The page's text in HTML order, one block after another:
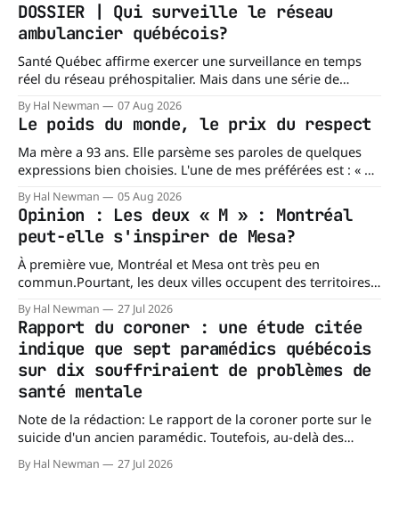
DOSSIER | Qui surveille le réseau
ambulancier québécois?
Santé Québec affirme exercer une surveillance en temps
réel du réseau préhospitalier. Mais dans une série de
l'organisation confirme ne pas tenir certains registres
provinciaux qui permettraient de mesurer des situations
pourtant fondamentales pour évaluer la capacité du réseau
à répondre à
By Hal Newman 07 Aug 2026
Le poids du monde, le prix du respect
Ma mère a 93 ans. Elle parsème ses paroles de quelques
expressions bien choisies. L'une de mes préférées est : « À
évoque la folie, les lubies, les absurdités de la vie. Chacun
porte les siennes. Elle en a d'
By Hal Newman 05 Aug 2026
Opinion : Les deux « M » : Montréal
peut-elle s'inspirer de Mesa?
À première vue, Montréal et Mesa ont très peu en
commun.Pourtant, les deux villes occupent des territoires
(138,7 milles carrés), alors que l'île de Montréal s'étend sur
près de 499 km². La différence n'est
By Hal Newman 27 Jul 2026
Rapport du coroner : une étude citée
indique que sept paramédics québécois
sur dix souffriraient de problèmes de
santé mentale
Note de la rédaction: Le rapport de la coroner porte sur le
suicide d'un ancien paramédic. Toutefois, au-delà des
une question plus large : les blessures psychologiques chez
By Hal Newman 27 Jul 2026